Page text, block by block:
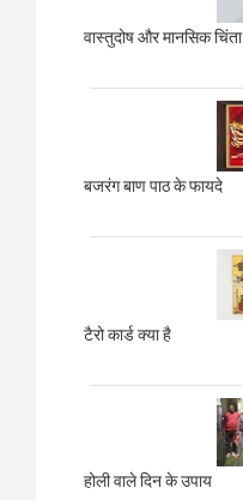
वास्तुदोष और मानसिक चिंता
बजरंग बाण पाठ के फायदे
टैरो कार्ड क्या है
होली वाले दिन के उपाय